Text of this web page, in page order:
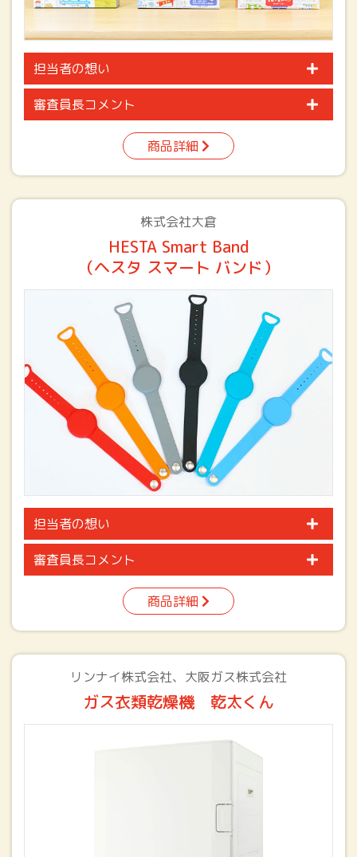
担当者の想い
審査員長コメント
商品詳細
株式会社大倉
HESTA Smart Band
（ヘスタ スマート バンド）
担当者の想い
審査員長コメント
商品詳細
リンナイ株式会社、大阪ガス株式会社
ガス衣類乾燥機 乾太くん